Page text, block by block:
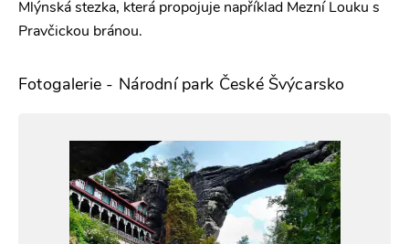
Mlýnská stezka, která propojuje například Mezní Louku s
Pravčickou bránou.
Fotogalerie - Národní park České Švýcarsko